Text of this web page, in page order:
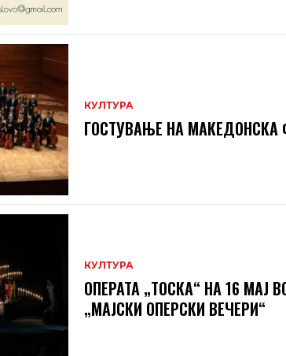
КУЛТУРА
ГОСТУВАЊЕ НА МАКЕДОНСКА
КУЛТУРА
ОПЕРАТА „ТОСКА“ НА 16 МАЈ
„МАЈСКИ ОПЕРСКИ ВЕЧЕРИ“